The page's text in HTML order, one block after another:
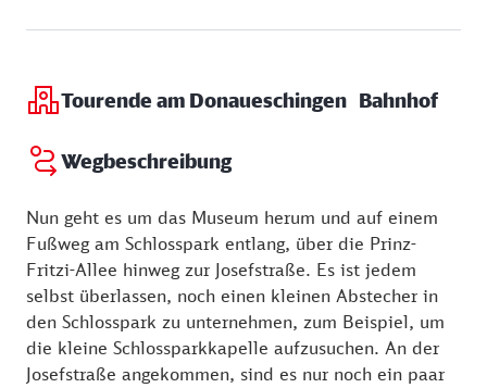
Skulpturen und Objekte international bedeutender
Sonntag:11:00 - 17:00 Uhr
Tourende am Donaueschingen Bahnhof
Wegbeschreibung
Nun geht es um das Museum herum und auf einem
Fußweg am Schlosspark entlang, über die Prinz-
Fritzi-Allee hinweg zur Josefstraße. Es ist jedem
selbst überlassen, noch einen kleinen Abstecher in
den Schlosspark zu unternehmen, zum Beispiel, um
die kleine Schlossparkkapelle aufzusuchen. An der
Josefstraße angekommen, sind es nur noch ein paar